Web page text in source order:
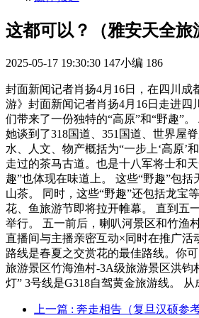
这都可以？（雅安天全
2025-05-17 19:30:30 147小编 186
封面新闻记者肖扬4月16日，在四川
游》封面新闻记者肖扬4月16日走进
们带来了一份独特的“高原”和“野趣”
她谈到了318国道、351国道、世界屋
水、人文、物产概括为“一步上‘高原’
走过的茶马古道。也是十八军将士和
趣”也体现在味道上。 这些“野趣”包
山茶。 同时，这些“野趣”还包括龙宝
花、鱼旅游节即将拉开帷幕。 直到五
举行。 五一前后，喇叭河景区和竹渔
直播间与主播亲密互动×同时在推广
路线是春夏之交赏花的最佳路线。你
旅游景区竹海渔村-3A级旅游景区洪钧
灯” 3号线是G318自驾黄金旅游线。
上一篇 : 奔走相告（复旦汉硕参